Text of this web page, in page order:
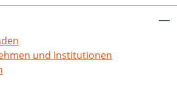
Grenzen setzte. Die
Arbeit geht anhand
Kooperationsformen
Bund und Ländern sowie
und Institutionen